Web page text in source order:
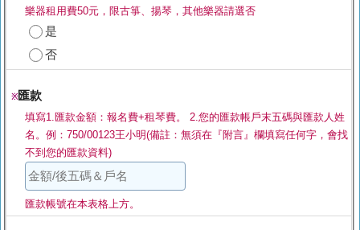
樂器租用費50元，限古箏、揚琴，其他樂器請選否
是
否
※匯款
填寫1.匯款金額：報名費+租琴費。 2.您的匯款帳戶末五碼與匯款人姓
名。例：750/00123王小明(備註：無須在『附言』欄填寫任何字，會找
不到您的匯款資料)
匯款帳號在本表格上方。